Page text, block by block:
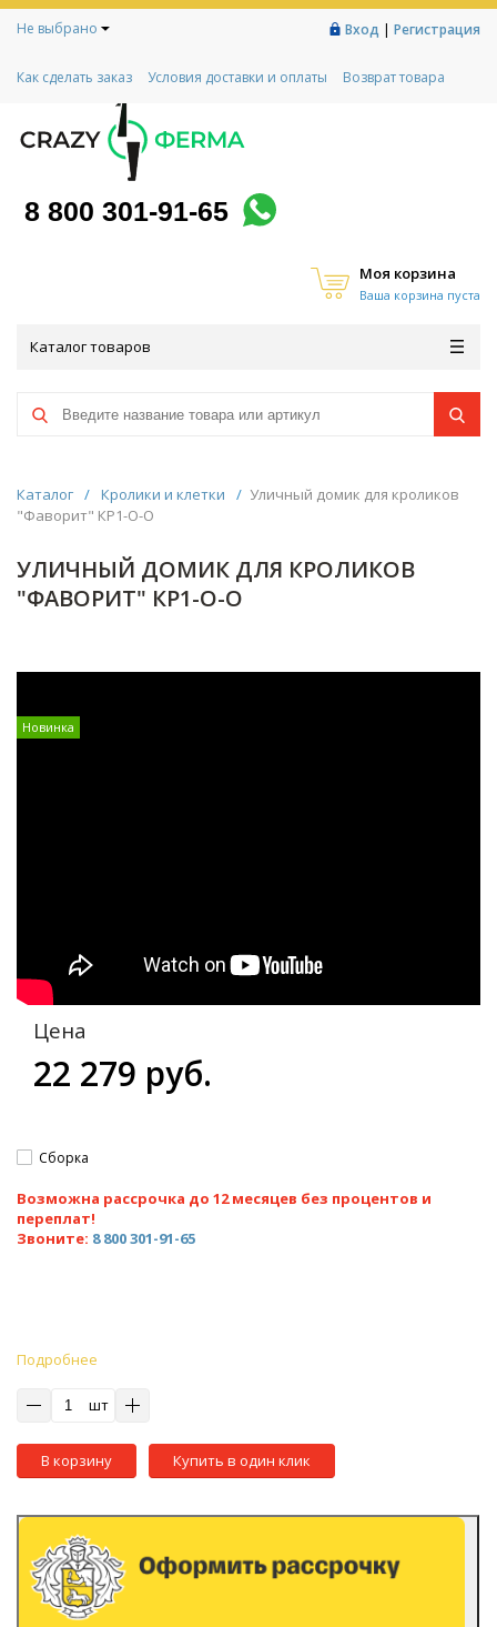
Не выбрано Вход | Регистрация
Как сделать заказ Условия доставки и оплаты
Возврат товара
Контакты
Социальный контракт
Любимая ферма
8 800 301-91-65
Моя корзина
Ваша корзина пуста
Каталог товаров
Каталог / Кролики и клетки / Уличный домик для кроликов
"Фаворит" КР1-О-О
УЛИЧНЫЙ ДОМИК ДЛЯ КРОЛИКОВ
"ФАВОРИТ" КР1-О-О
Новинка
Цена
22 279 руб.
Сборка
Возможна рассрочка до 12 месяцев без процентов и
переплат!
Звоните: 8 800 301-91-65
Подробнее
шт
В корзину Купить в один клик